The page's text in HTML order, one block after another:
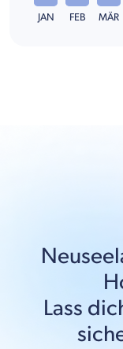
JAN FEB MÄR
Lass